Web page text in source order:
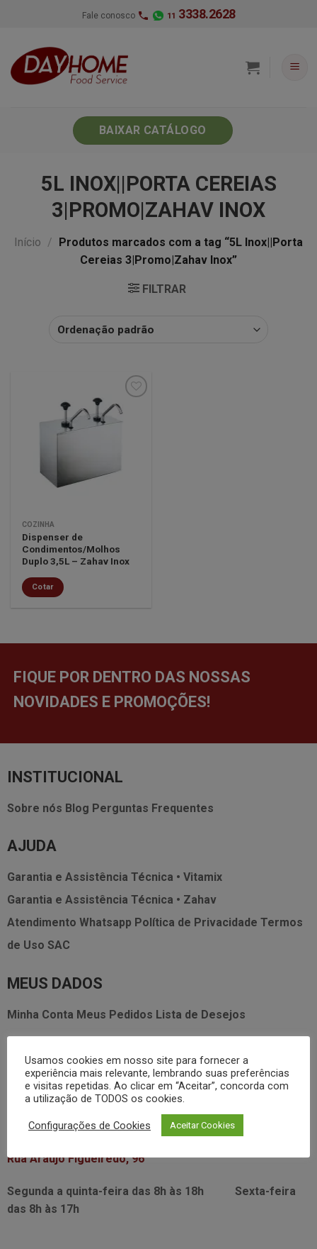
Fale conosco 11 3338.2628
BAIXAR CATÁLOGO
5L INOX||PORTA CEREIAS
3|PROMO|ZAHAV INOX
Início /
Produtos marcados com a tag “5L Inox||Porta
Cereias 3|Promo|Zahav Inox”
FILTRAR
COZINHA
Dispenser de
Condimentos/Molhos
Duplo 3,5L – Zahav Inox
Cotar
FIQUE POR DENTRO DAS NOSSAS
NOVIDADES E PROMOÇÕES!
INSTITUCIONAL
Sobre nós Blog Perguntas Frequentes
AJUDA
Garantia e Assistência Técnica • Vitamix
Garantia e Assistência Técnica • Zahav
Atendimento Whatsapp Política de Privacidade Termos
de Uso SAC
MEUS DADOS
Minha Conta Meus Pedidos Lista de Desejos
FALE CONOSCO
3338.2628
foodservice@dayhome.com.br
Atendimento Whatsapp
VISITE NOSSO SHOWRROM:
Rua Araújo Figueiredo, 96
Segunda a quinta-feira das 8h às 18h
Sexta-feira
das 8h às 17h
Usamos cookies em nosso site para fornecer a
experiência mais relevante, lembrando suas preferências
e visitas repetidas. Ao clicar em “Aceitar”, concorda com
a utilização de TODOS os cookies.
Configurações de Cookies Aceitar Cookies